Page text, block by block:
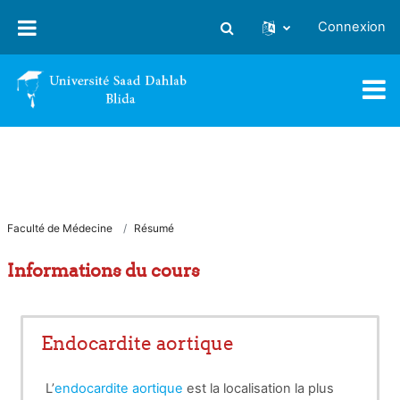
Activer/désactiver la saisie
Connexion
Faculté de Médecine Résumé
Informations du cours
Endocardite aortique
L’endocardite aortique est la localisation la plus